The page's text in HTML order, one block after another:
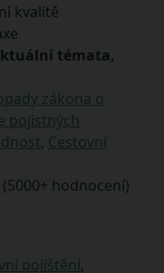
kvalitě
témata,
zákona o
pojistných
, Cestovní
(5000+ hodnocení)
pojištění,